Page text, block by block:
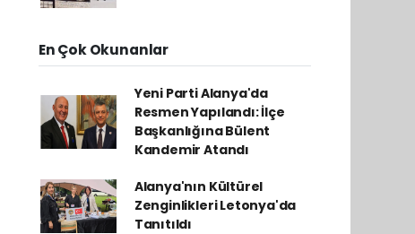
En Çok Okunanlar
Yeni Parti Alanya'da
Resmen Yapılandı: İlçe
Başkanlığına Bülent
Kandemir Atandı
Alanya'nın Kültürel
Zenginlikleri Letonya'da
Tanıtıldı